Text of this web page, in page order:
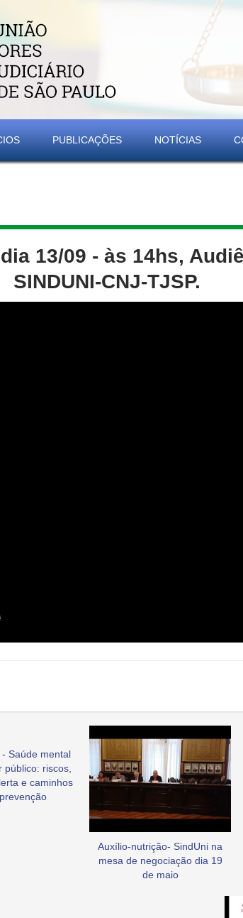
PUBLICAÇÕES NOTÍCIAS
13/09 - às 14hs,
SINDUNI-CNJ-TJSP.
Saúde mental
público: riscos,
e caminhos
Auxílio-nutrição- SindUni na
mesa de negociação dia 19
de maio